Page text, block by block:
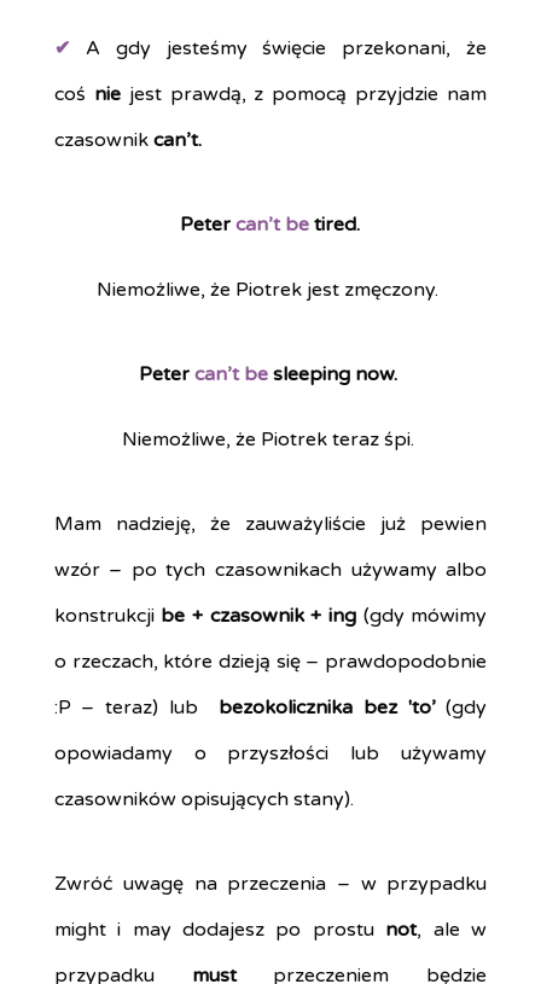
✔
A gdy jesteśmy święcie przekonani, że
coś nie jest prawdą, z pomocą przyjdzie nam
czasownik can’t.
Petercan’t be tired.
Niemożliwe, że Piotrek jest zmęczony.
Peter can’t besleeping now.
Niemożliwe, że Piotrek teraz śpi.
Mam nadzieję, że zauważyliście już pewien
wzór – po tych czasownikach używamy albo
konstrukcji be + czasownik + ing (gdy mówimy
o rzeczach, które dzieją się – prawdopodobnie
:P – teraz) lub bezokolicznika bez 'to’(gdy
opowiadamy o przyszłości lub używamy
czasowników opisujących stany).
Zwróć uwagę na przeczenia – w przypadku
might i may dodajesz po prostu not, ale w
przypadku mustprzeczeniem będzie